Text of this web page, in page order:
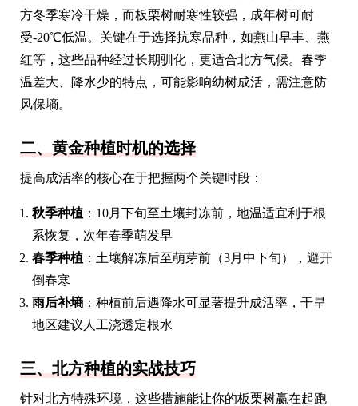
方冬季寒冷干燥，而板栗树耐寒性较强，成年树可耐
受-20℃低温。关键在于选择抗寒品种，如燕山早丰、燕
红等，这些品种经过长期驯化，更适合北方气候。春季
温差大、降水少的特点，可能影响幼树成活，需注意防
风保墒。
二、黄金种植时机的选择
提高成活率的核心在于把握两个关键时段：
秋季种植 ：10月下旬至土壤封冻前，地温适宜利于根
系恢复，次年春季萌发早
春季种植 ：土壤解冻后至萌芽前（3月中下旬），避开
倒春寒
雨后补墒 ：种植前后遇降水可显著提升成活率，干旱
地区建议人工浇透定根水
三、北方种植的实战技巧
针对北方特殊环境，这些措施能让你的板栗树赢在起跑